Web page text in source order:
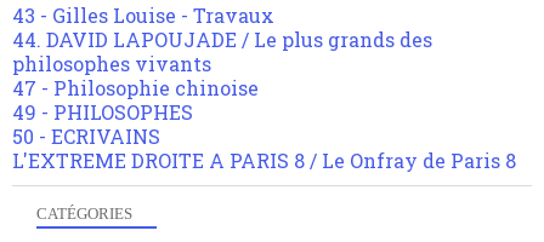
43 - Gilles Louise - Travaux
44. DAVID LAPOUJADE / Le plus grands des
philosophes vivants
47 - Philosophie chinoise
49 - PHILOSOPHES
50 - ECRIVAINS
L'EXTREME DROITE A PARIS 8 / Le Onfray de Paris 8
CATÉGORIES